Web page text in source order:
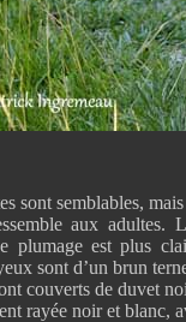
sont semblables,
aux adultes.
plumage est plus
sont d’un brun
couverts de duvet
rayée noir et blanc,